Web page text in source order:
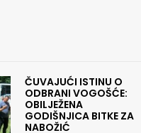
ČUVAJUĆI ISTINU O
ODBRANI VOGOŠĆE:
OBILJEŽENA
GODIŠNJICA BITKE ZA
NABOŽIĆ